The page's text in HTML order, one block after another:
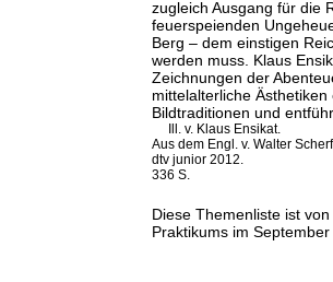
zugleich Ausgang für die
feuerspeienden
Berg – dem einstigen
werden muss. Klaus
Zeichnungen der
mittelalterliche
Bildtraditionen und
Ill. v. Klaus Ensikat.
Aus dem Engl. v. Walter
dtv junior 2012.
336 S.
Diese Themenliste ist
Praktikums im